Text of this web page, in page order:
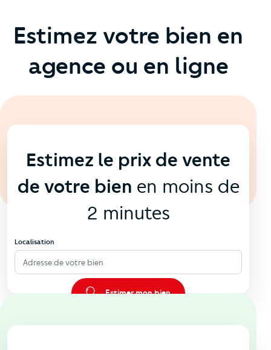
Estimez votre bien en
agence ou en ligne
Estimez le prix de vente
de votre bien en moins de
2 minutes
Localisation
Adresse de votre bien
Estimer mon bien
En agence